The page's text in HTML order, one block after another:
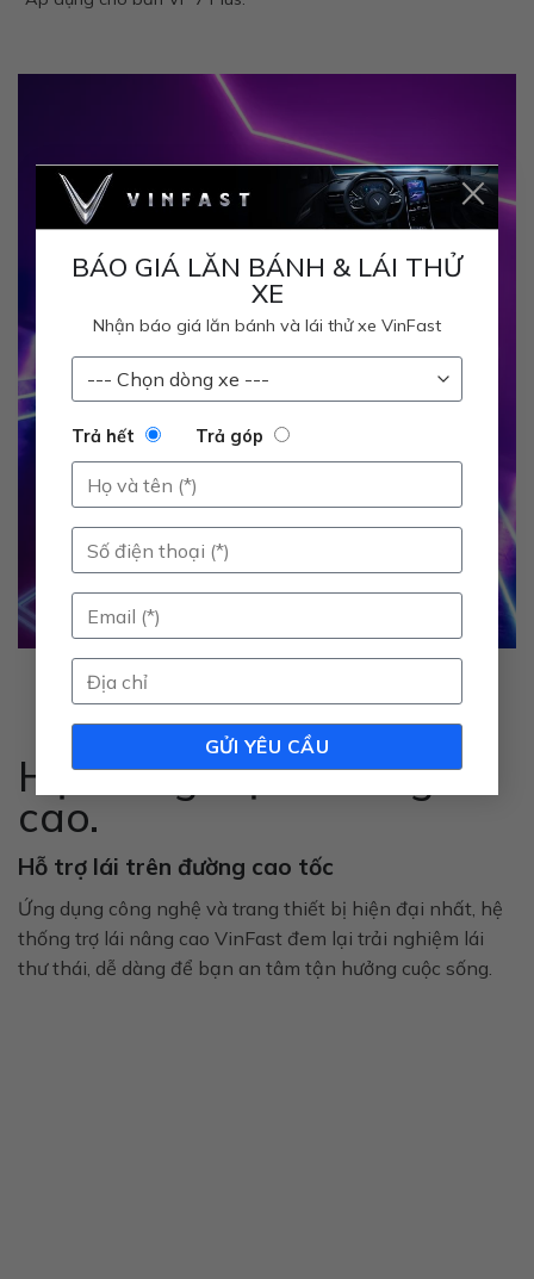
BÁO GIÁ LĂN BÁNH & LÁI THỬ
XE
Nhận báo giá lăn bánh và lái thử xe VinFast
Trả hết Trả góp
×
Hệ thống trợ lái nâng
cao.
Hỗ trợ lái trên đường cao tốc
Ứng dụng công nghệ và trang thiết bị hiện đại nhất, hệ
thống trợ lái nâng cao VinFast đem lại trải nghiệm lái
thư thái, dễ dàng để bạn an tâm tận hưởng cuộc sống.